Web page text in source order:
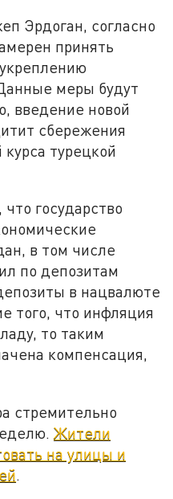
Эрдоган, согласно
принять
меры будут
введение новой
сбережения
турецкой
государство
в том числе
по депозитам
в нацвалюте
того, что инфляция
то таким
компенсация,
стремительно
Жители
на улицы и
.